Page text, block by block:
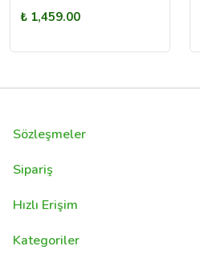
₺ 1,459.00
Sözleşmeler
Sipariş
Hızlı Erişim
Kategoriler